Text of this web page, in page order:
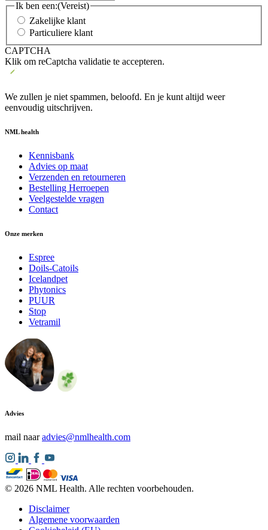
Ik ben een:(Vereist)
Zakelijke klant
Particuliere klant
CAPTCHA
Klik om reCaptcha validatie te accepteren.
We zullen je niet spammen, beloofd. En je kunt altijd weer
eenvoudig uitschrijven.
NML health
Kennisbank
Advies op maat
Verzenden en retourneren
Bestelling Herroepen
Veelgestelde vragen
Contact
Onze merken
Espree
Doils-Catoils
Icelandpet
Phytonics
PUUR
Stop
Vetramil
Advies
mail naaradvies@nmlhealth.com
© 2026 NML Health. Alle rechten voorbehouden.
Disclaimer
Algemene voorwaarden